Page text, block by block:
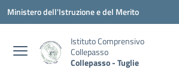
Vai ai contenuti
Vai al menu di navigazione
Vai al footer
Ministero dell'Istruzione e del Merito
Istituto Comprensivo
Collepasso
Collepasso - Tuglie